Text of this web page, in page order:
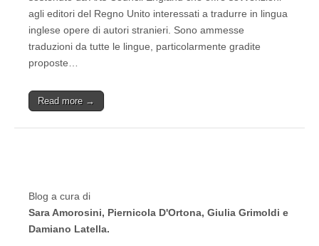
agli editori del Regno Unito interessati a tradurre in lingua
inglese opere di autori stranieri. Sono ammesse
traduzioni da tutte le lingue, particolarmente gradite
proposte…
Read more →
Blog a cura di
Sara Amorosini, Piernicola D'Ortona, Giulia Grimoldi e
Damiano Latella.